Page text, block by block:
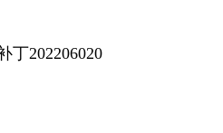
丁202206020